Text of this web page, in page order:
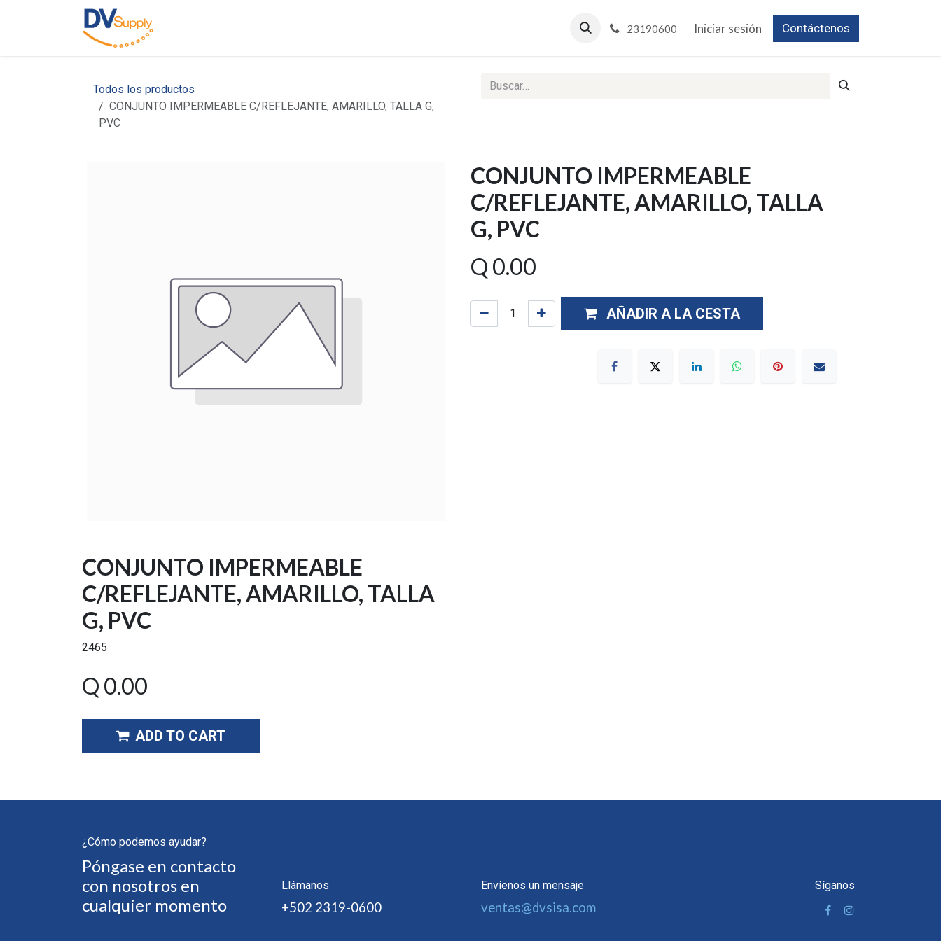
Reportes Web 23190600 Iniciar sesión Contáctenos
Todos los productos
CONJUNTO IMPERMEABLE C/REFLEJANTE, AMARILLO, TALLA G,
PVC
CONJUNTO IMPERMEABLE
C/REFLEJANTE, AMARILLO, TALLA
G, PVC
Q 0.00
AÑADIR A LA CESTA
CONJUNTO IMPERMEABLE
C/REFLEJANTE, AMARILLO, TALLA
G, PVC
2465
Q 0.00
ADD TO CART
¿Cómo podemos ayudar?
Póngase en contacto
con nosotros en
cualquier momento
Llámanos
+502 2319-0600
Envíenos un mensaje
ventas@dvsisa.com
Síganos